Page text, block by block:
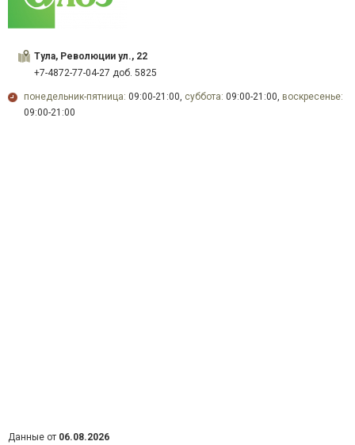
Тула, Революции ул., 22
+7-4872-77-04-27 доб. 5825
понедельник-пятница: 09:00-21:00, суббота: 09:00-21:00, воскресенье:
09:00-21:00
Данные от 06.08.2026